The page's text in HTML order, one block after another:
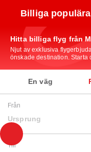
Billiga
Hitta billiga flyg från
Njut av exklusiva
önskade destination. Starta
En väg
Från
Ursprung
Till